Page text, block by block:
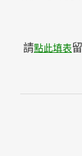
請點此填表